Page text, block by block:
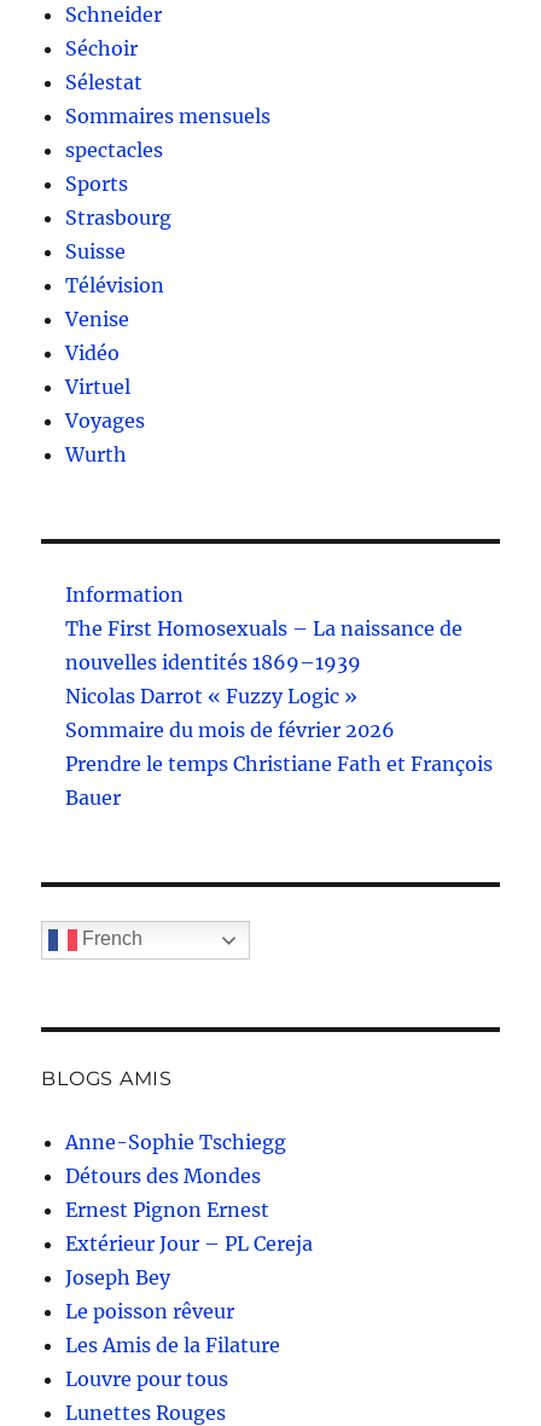
Schneider
Séchoir
Sélestat
Sommaires mensuels
spectacles
Sports
Strasbourg
Suisse
Télévision
Venise
Vidéo
Virtuel
Voyages
Wurth
Information
The First Homosexuals – La naissance de
nouvelles identités 1869–1939
Nicolas Darrot « Fuzzy Logic »
Sommaire du mois de février 2026
Prendre le temps Christiane Fath et François
Bauer
French
BLOGS AMIS
Anne-Sophie Tschiegg
Détours des Mondes
Ernest Pignon Ernest
Extérieur Jour – PL Cereja
Joseph Bey
Le poisson rêveur
Les Amis de la Filature
Louvre pour tous
Lunettes Rouges